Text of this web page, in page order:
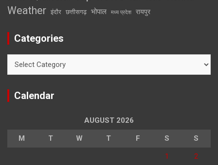
Weather इंदौर छत्तीसगढ़ भोपाल मध्य प्रदेश रायपुर
Categories
Calendar
AUGUST 2026
M T W T F S S
1 2